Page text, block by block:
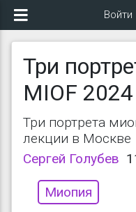
Войти
Три
MIOF
Три портрета
лекции в Москве
Сергей Голубев
Миопия